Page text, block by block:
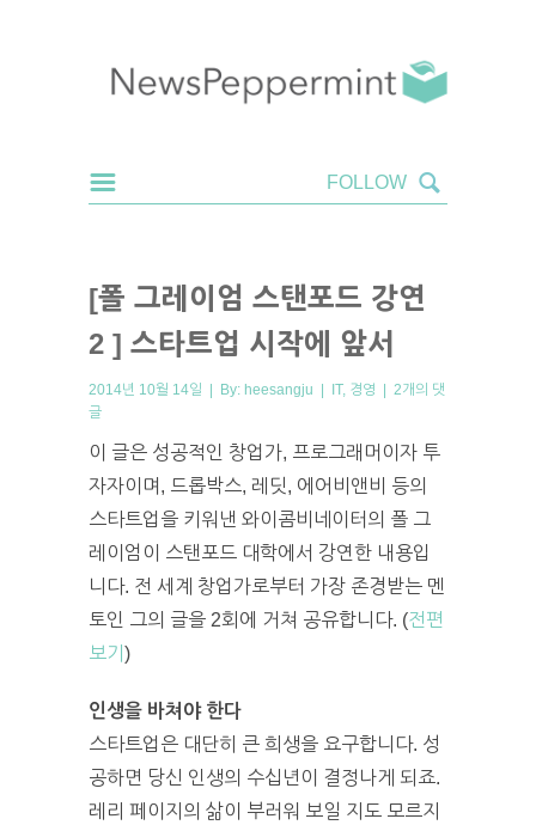
[폴 그레이엄 스탠포드 강연
2 ] 스타트업 시작에 앞서
2014년 10월 14일 | By: heesangju | IT, 경영 | 2개의 댓
글
이 글은 성공적인 창업가, 프로그래머이자 투
자자이며, 드롭박스, 레딧, 에어비앤비 등의
스타트업을 키워낸 와이콤비네이터의 폴 그
레이엄이 스탠포드 대학에서 강연한 내용입
니다. 전 세계 창업가로부터 가장 존경받는 멘
토인 그의 글을 2회에 거쳐 공유합니다. (전편
보기 )
인생을 바쳐야 한다
스타트업은 대단히 큰 희생을 요구합니다. 성
공하면 당신 인생의 수십년이 결정나게 되죠.
레리 페이지의 삶이 부러워 보일 지도 모르지